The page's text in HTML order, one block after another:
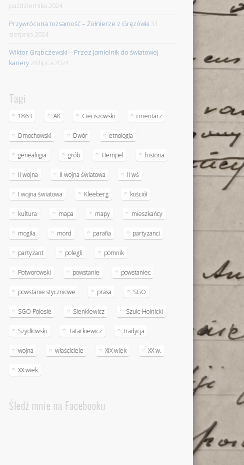
października 2024
Przywrócona tożsamość – Żołnierze z Gręzówki 31
sierpnia 2024
Wiktor Grąbczewski – Przez Jamielnik do światowej
kariery 28 lipca 2024
Tagi
1863 AK Cieciszowski cmentarz
Dmochowski Dwór etnologia
genealogia grób Hempel historia
II wojna II wojna światowa II wś
I wojna światowa Kleeberg kościół
kultura mapa mapy mieszkańcy
mogiła mord parafia partyzanci
partyzant polegli pomnik
Potworowski powstanie powstaniec
powstanie styczniowe prasa SGO
SGO Polesie Sienkiewicz Szulc-Holnicki
Szydłowski Tatarkiewicz tradycja
wojna właściciele XIX wiek XX w.
XX wiek
Śledź mnie na Facebooku